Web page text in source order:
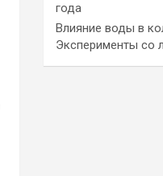
года
Влияние воды в
Эксперименты со